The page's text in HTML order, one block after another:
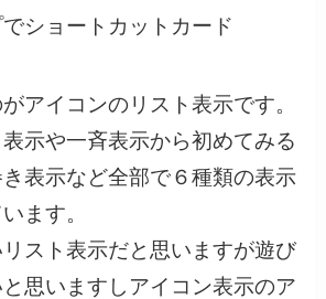
ショートカットカード
アイコンのリスト表示です。
示や一斉表示から初めてみる
表示など全部で６種類の表示
ます。
スト表示だと思いますが遊び
思いますしアイコン表示のア